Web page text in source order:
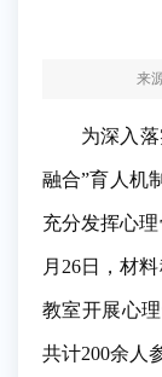
来
为深入
融合”育人机
充分发挥心
月26日，材
教室开展心
共计200余人